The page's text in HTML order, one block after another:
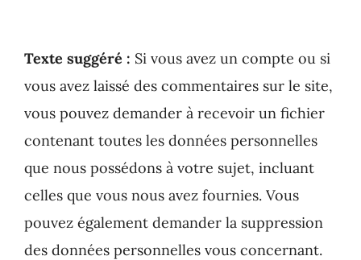
Texte suggéré : Si vous avez un compte ou si
vous avez laissé des commentaires sur le site,
vous pouvez demander à recevoir un fichier
contenant toutes les données personnelles
que nous possédons à votre sujet, incluant
celles que vous nous avez fournies. Vous
pouvez également demander la suppression
des données personnelles vous concernant.